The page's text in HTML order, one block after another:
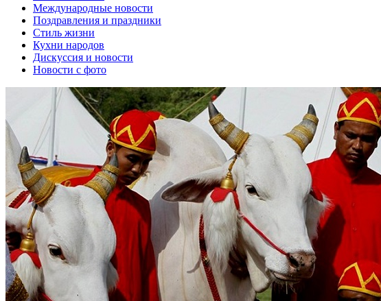
Международные новости
Поздравления и праздники
Cтиль жизни
Кухни народов
Дискуссия и новости
Новости с фото